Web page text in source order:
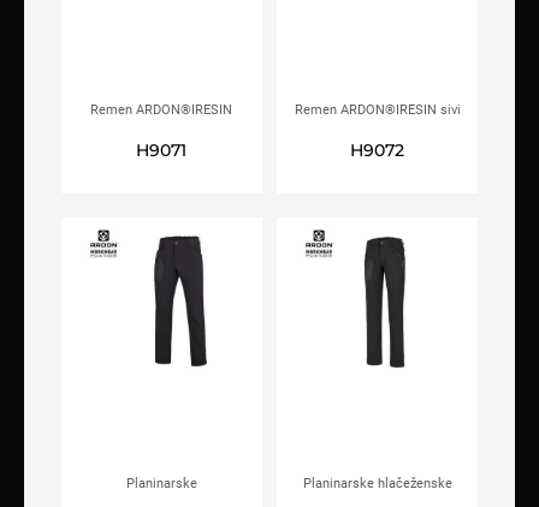
Remen ARDON®IRESIN
H9071
Remen ARDON®IRESIN sivi
H9072
Planinarske
Planinarske hlačeženske